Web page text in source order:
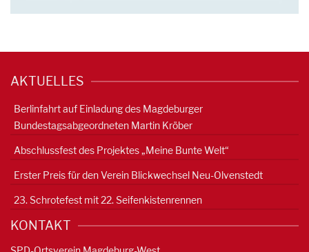
AKTUELLES
Berlinfahrt auf Einladung des Magdeburger
Bundestagsabgeordneten Martin Kröber
Abschlussfest des Projektes „Meine Bunte Welt“
Erster Preis für den Verein Blickwechsel Neu-Olvenstedt
23. Schrotefest mit 22. Seifenkistenrennen
KONTAKT